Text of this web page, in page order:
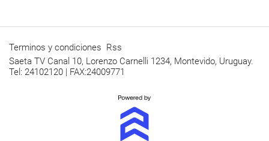
Terminos y condiciones Rss
Saeta TV Canal 10, Lorenzo Carnelli 1234, Montevido, Uruguay.
Tel: 24102120 | FAX:24009771